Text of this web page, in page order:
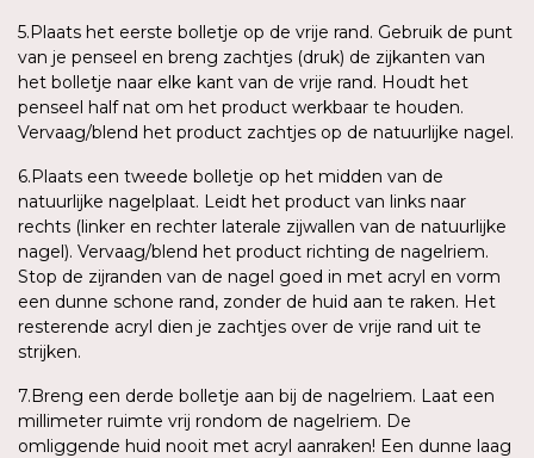
5.Plaats het eerste bolletje op de vrije rand. Gebruik de punt
van je penseel en breng zachtjes (druk) de zijkanten van
het bolletje naar elke kant van de vrije rand. Houdt het
penseel half nat om het product werkbaar te houden.
Vervaag/blend het product zachtjes op de natuurlijke nagel.
6.Plaats een tweede bolletje op het midden van de
natuurlijke nagelplaat. Leidt het product van links naar
rechts (linker en rechter laterale zijwallen van de natuurlijke
nagel). Vervaag/blend het product richting de nagelriem.
Stop de zijranden van de nagel goed in met acryl en vorm
een dunne schone rand, zonder de huid aan te raken. Het
resterende acryl dien je zachtjes over de vrije rand uit te
strijken.
7.Breng een derde bolletje aan bij de nagelriem. Laat een
millimeter ruimte vrij rondom de nagelriem. De
omliggende huid nooit met acryl aanraken! Een dunne laag